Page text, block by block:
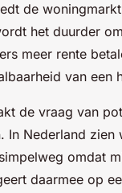
de
het duurder
meer rente
van een
de vraag van
Nederland zien
omdat
daarmee op